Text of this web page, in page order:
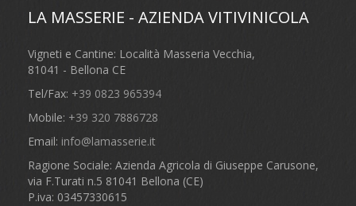
LA MASSERIE - AZIENDA VITIVINICOLA
Vigneti e Cantine: Località Masseria Vecchia,
81041 - Bellona CE
Tel/Fax: +39 0823 965394
Mobile: +39 320 7886728
Email: info@lamasserie.it
Ragione Sociale: Azienda Agricola di Giuseppe Carusone,
via F.Turati n.5 81041 Bellona (CE)
P.iva: 03457330615